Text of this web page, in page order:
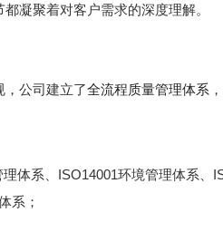
凝聚着对客户需求的深度理解。
，公司建立了全流程质量管理体系 ，
理体系、ISO14001环境管理体系、
系；